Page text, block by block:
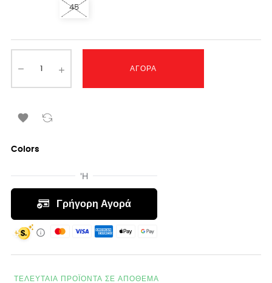
45
ΑΓΟΡΆ

Colors
ΤΕΛΕΥΤΑΊΑ ΠΡΟΪΌΝΤΑ ΣΕ ΑΠΌΘΕΜΑ